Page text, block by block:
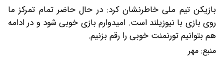
بازیکن تیم ملی خاطرنشان کرد: در حال حاضر تمام تمرکز ما
روی بازی با نیوزیلند است. امیدوارم بازی خوبی شود و در ادامه
هم بتوانیم تورنمنت خوبی را رقم بزنیم.
منبع: مهر